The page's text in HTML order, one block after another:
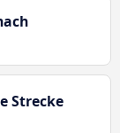
Strecke